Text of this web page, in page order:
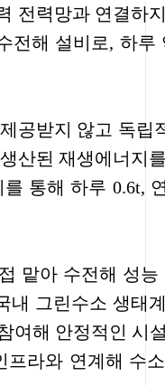
전력망과 연결하
전해 설비로, 하루
공받지 않고 독립
산된 재생에너지
통해 하루 0.6t,
맡아 수전해 성능
그린수소 생태
여해 안정적인 시
라와 연계해 수